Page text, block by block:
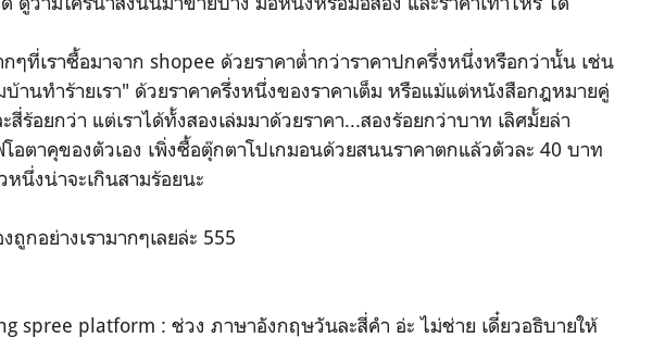
ที่เราซื้อมาจาก shopee ด้วยราคาต่ำกว่าราคาปกครึ่งหนึ่งหรือกว่านั้น เช่น
บ้านทำร้ายเรา" ด้วยราคาครึ่งหนึ่งของราคาเต็ม หรือแม้แต่หนังสือกฎหมายคู่
ร้อยกว่า แต่เราได้ทั้งสองเล่มมาด้วยราคา...สองร้อยกว่าบาท เลิศมั้ยล่า
ตาคุของตัวเอง เพิ่งซื้อตุ๊กตาโปเกมอนด้วยสนนราคาตกแล้วตัวละ 40 บาท
หนึ่งน่าจะเกินสามร้อยนะ
กอย่างเรามากๆเลยล่ะ 555
spree platform : ช่วง ภาษาอังกฤษวันละสี่คำ อ่ะ ไม่ช่าย เดี๋ยวอธิบายให้